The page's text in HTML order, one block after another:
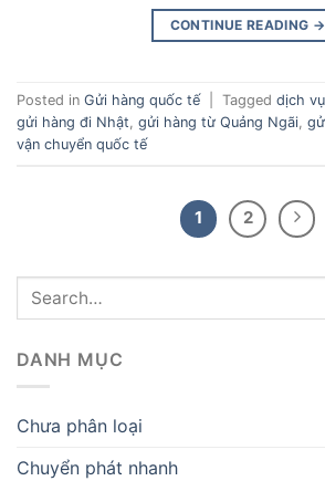
CONTINUE READING →
Posted in Gửi hàng quốc tế Tagged dịch
gửi hàng đi Nhật, gửi hàng từ Quảng Ngãi,
vận chuyển quốc tế
1 2
DANH MỤC
Chưa phân loại
Chuyển phát nhanh